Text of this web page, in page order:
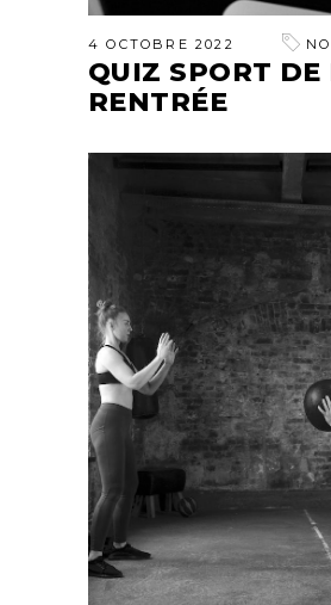
4 OCTOBRE 2022
QUIZ SPORT DE
RENTRÉE